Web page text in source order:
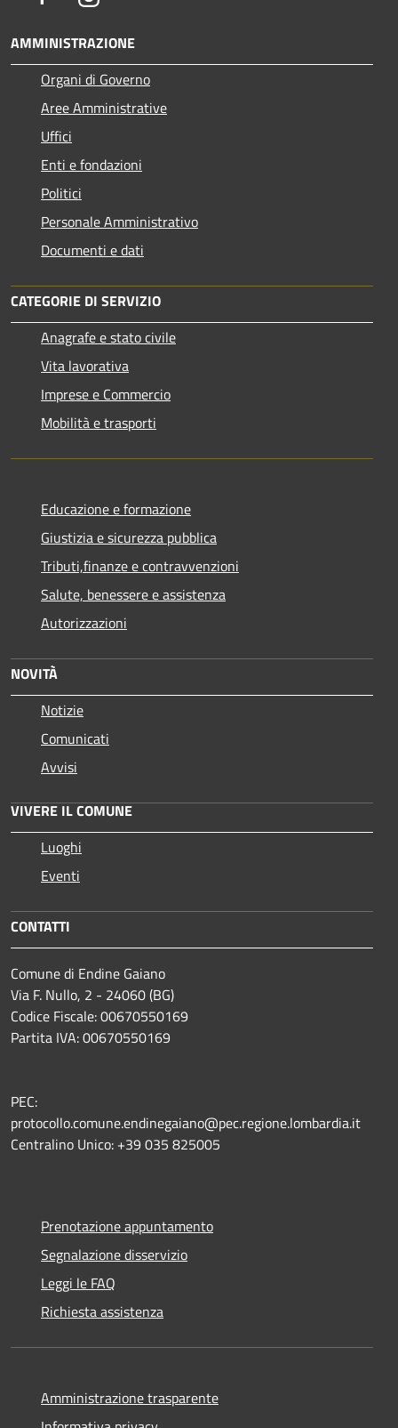
AMMINISTRAZIONE
Organi di Governo
Aree Amministrative
Uffici
Enti e fondazioni
Politici
Personale Amministrativo
Documenti e dati
CATEGORIE DI SERVIZIO
Anagrafe e stato civile
Vita lavorativa
Imprese e Commercio
Mobilità e trasporti
Educazione e formazione
Giustizia e sicurezza pubblica
Tributi,finanze e contravvenzioni
Salute, benessere e assistenza
Autorizzazioni
NOVITÀ
Notizie
Comunicati
Avvisi
VIVERE IL COMUNE
Luoghi
Eventi
CONTATTI
Comune di Endine Gaiano
Via F. Nullo, 2 - 24060 (BG)
Codice Fiscale: 00670550169
Partita IVA: 00670550169
PEC:
protocollo.comune.endinegaiano@pec.regione.lombardia.it
Centralino Unico: +39 035 825005
Prenotazione appuntamento
Segnalazione disservizio
Leggi le FAQ
Richiesta assistenza
Amministrazione trasparente